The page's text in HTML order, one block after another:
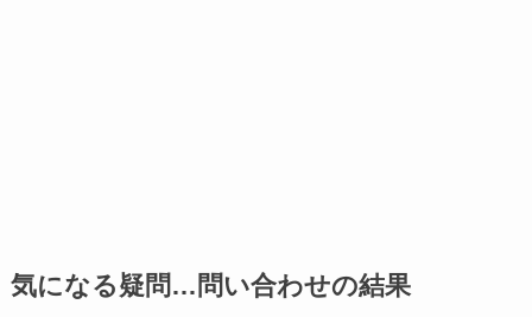
気になる疑問…問い合わせの結果